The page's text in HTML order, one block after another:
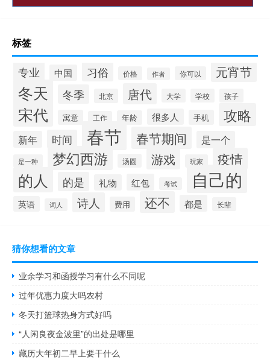
标签
专业 中国 习俗 价格 作者 你可以 元宵节
冬天 冬季 北京 唐代 大学 学校 孩子
宋代 寓意 工作 年龄 很多人 手机 攻略
新年 时间 春节 春节期间 是一个
是一种 梦幻西游 汤圆 游戏 玩家 疫情
的人 的是 礼物 红包 考试 自己的
英语 词人 诗人 费用 还不 都是 长辈
猜你想看的文章
业余学习和函授学习有什么不同呢
过年优惠力度大吗农村
冬天打篮球热身方式好吗
“人闲良夜金波里”的出处是哪里
藏历大年初二早上要干什么